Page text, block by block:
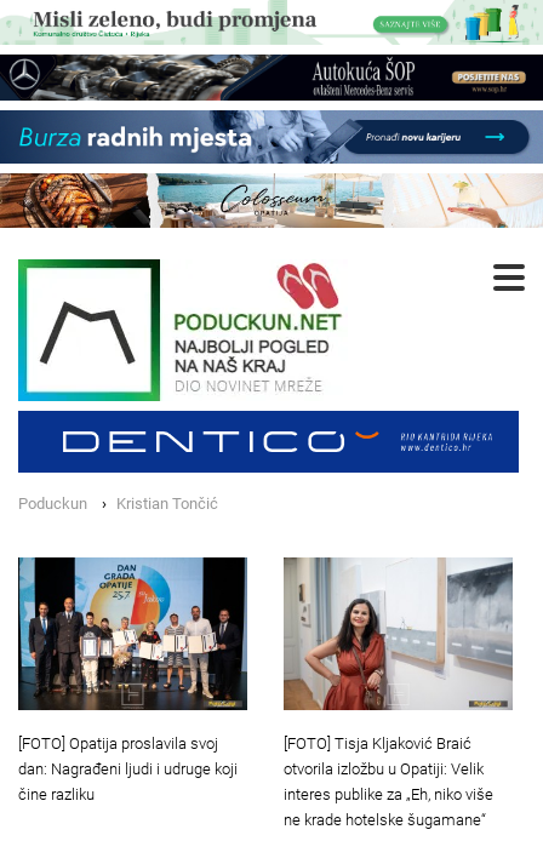
Poduckun Kristian Tončić
[FOTO] Opatija proslavila svoj
dan: Nagrađeni ljudi i udruge koji
čine razliku
[FOTO] Tisja Kljaković Braić
otvorila izložbu u Opatiji: Velik
interes publike za „Eh, niko više
ne krade hotelske šugamane“